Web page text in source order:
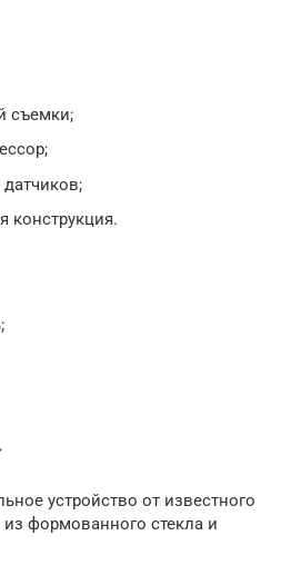
съемки;
конструкция.
устройство от известного
формованного стекла и